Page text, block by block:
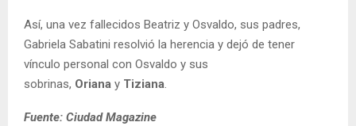
Así, una vez fallecidos Beatriz y Osvaldo, sus padres,
Gabriela Sabatini resolvió la herencia y dejó de tener
vínculo personal con Osvaldo y sus
sobrinas, Oriana y Tiziana.
Fuente: Ciudad Magazine